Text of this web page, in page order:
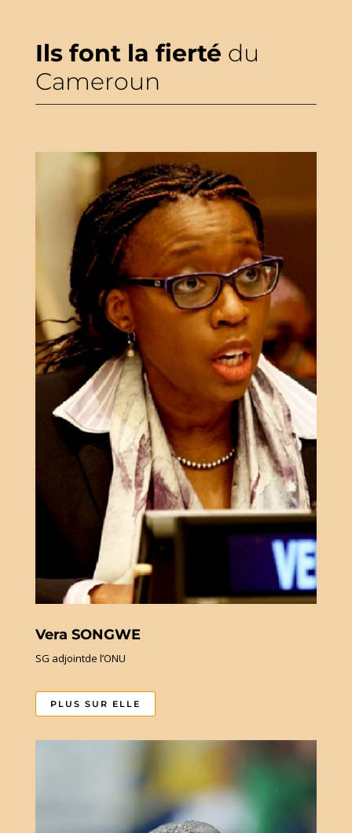
Ils font la fierté du
Cameroun
Vera SONGWE
SG adjointde l’ONU
PLUS SUR ELLE